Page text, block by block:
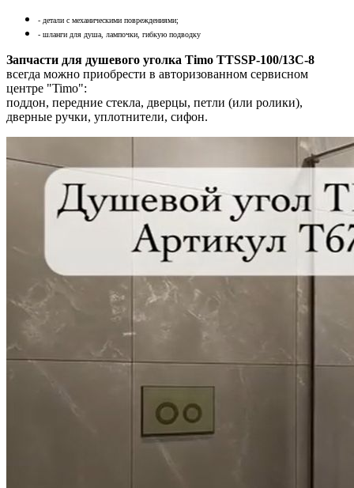
- детали с механическими повреждениями;
- шланги для душа, лампочки, гибкую подводку
Запчасти для душевого уголка Timo TTSSP-100/13C-8
всегда можно приобрести в авторизованном сервисном
центре "Timo":
поддон, передние стекла, дверцы, петли (или ролики),
дверные ручки, уплотнители, сифон.